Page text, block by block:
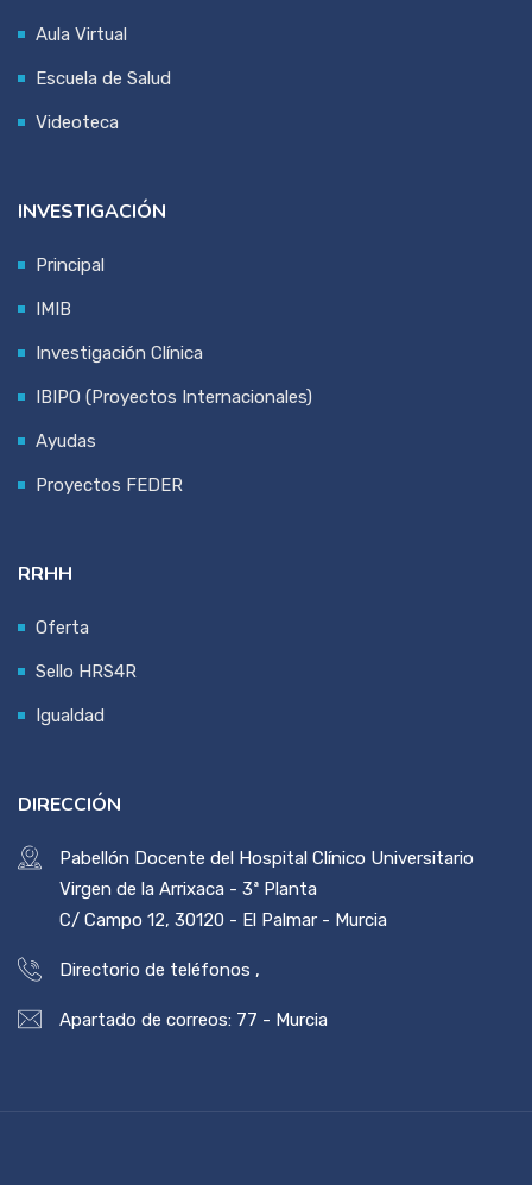
Aula Virtual
Escuela de Salud
Videoteca
INVESTIGACIÓN
Principal
IMIB
Investigación Clínica
IBIPO (Proyectos Internacionales)
Ayudas
Proyectos FEDER
RRHH
Oferta
Sello HRS4R
Igualdad
DIRECCIÓN
Pabellón Docente del Hospital Clínico Universitario
Virgen de la Arrixaca - 3ª Planta
C/ Campo 12, 30120 - El Palmar - Murcia
Directorio de teléfonos ,
Apartado de correos: 77 - Murcia